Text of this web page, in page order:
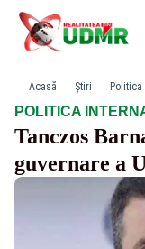
Acasă Știri
POLITICA
Tanczos
guvernare a